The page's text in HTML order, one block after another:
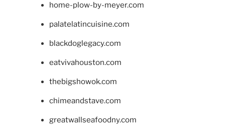
home-plow-by-meyer.com
palatelatincuisine.com
blackdoglegacy.com
eatvivahouston.com
thebigshowok.com
chimeandstave.com
greatwallseafoodny.com